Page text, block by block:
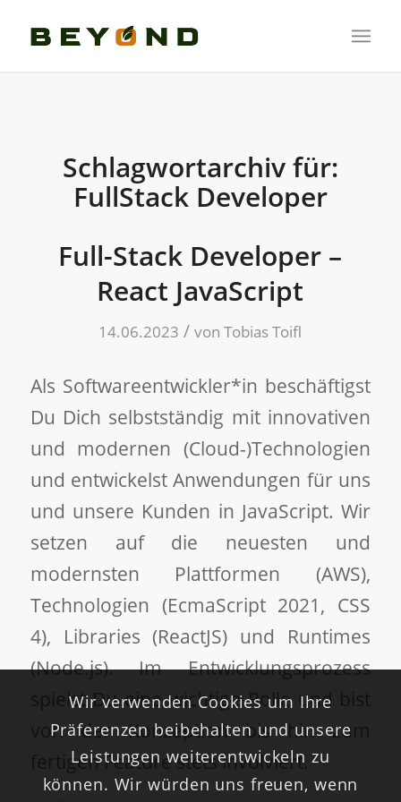
Schlagwortarchiv für:
FullStack Developer
Full-Stack Developer –
React JavaScript
14.06.2023 / vonTobias Toifl
Als Softwareentwickler*in beschäftigst
Du Dich selbstständig mit innovativen
und modernen (Cloud-)Technologien
und entwickelst Anwendungen für uns
und unsere Kunden in JavaScript. Wir
setzen auf die neuesten und
modernsten Plattformen (AWS),
Technologien (EcmaScript 2021, CSS
4), Libraries (ReactJS) und Runtimes
(Node.js). Im Entwicklungsprozess
spielst Du eine wichtige Rolle und bist
von der Konzeption bis hin zum
fertigen Feature stets involviert.
Wir verwenden Cookies um Ihre
Präferenzen beibehalten und unsere
Leistungen weiterentwickeln zu
können. Wir würden uns freuen, wenn